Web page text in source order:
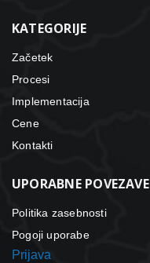
KATEGORIJE
Začetek
Procesi
Implementacija
Cene
Kontakti
UPORABNE POVEZAVE
Politika zasebnosti
Pogoji uporabe
Prijava